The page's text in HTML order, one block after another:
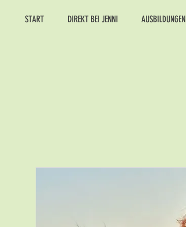
START DIREKT BEI JENNI AUSBILDUNGEN